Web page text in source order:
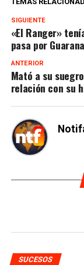
SIGUIENTE
«El Ranger»
pasa por
ANTERIOR
Mató a su
relación con su
SUCESOS